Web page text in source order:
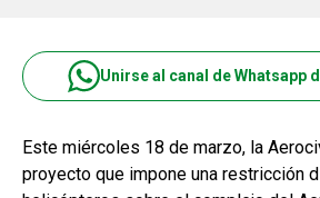
Unirse al canal de Whatsapp
Este miércoles 18 de marzo, la
proyecto que impone una restricción